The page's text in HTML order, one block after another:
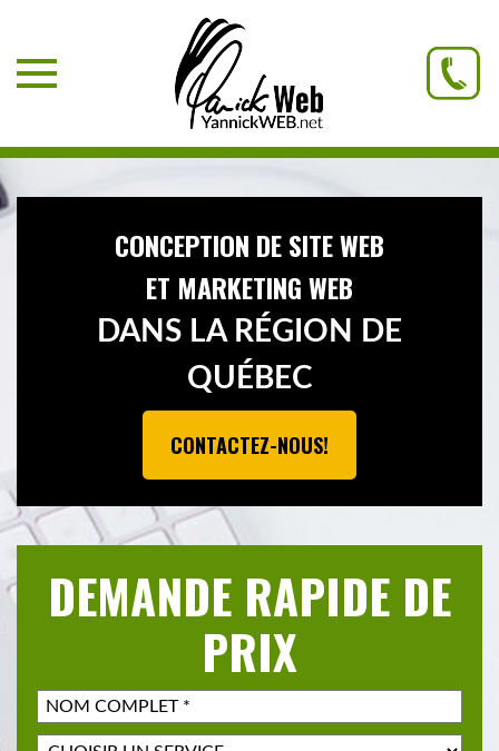
À Propos
Clients
Contact
1-888-764-8338
CONCEPTION DE SITE WEB
ET MARKETING WEB
DANS LA RÉGION DE
QUÉBEC
CONTACTEZ-NOUS!
DEMANDE RAPIDE DE
PRIX